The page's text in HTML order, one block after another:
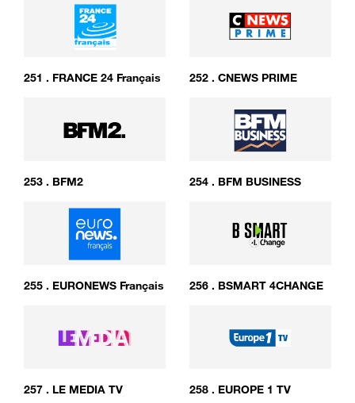
251 . FRANCE 24 Français 252 . CNEWS PRIME
253 . BFM2 254 . BFM BUSINESS
255 . EURONEWS Français 256 . BSMART 4CHANGE
257 . LE MEDIA TV 258 . EUROPE 1 TV